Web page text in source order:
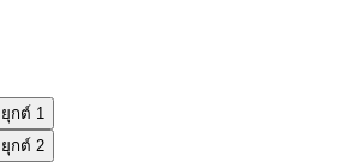
กต์ 1
กต์ 2